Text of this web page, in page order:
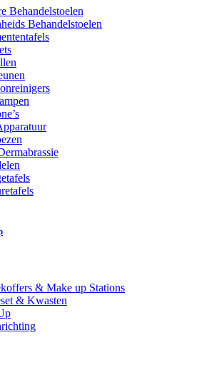
Behandelstoelen
Behandelstoelen
& Make up Stations
& Kwasten